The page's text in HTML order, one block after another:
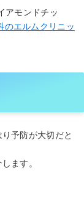
アモンドチッ
のエルムクリニッ
予防が大切だと
ます。